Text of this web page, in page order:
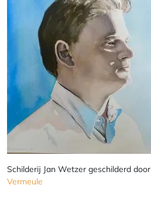
Schilderij Jan Wetzer geschilderd door
Vermeule